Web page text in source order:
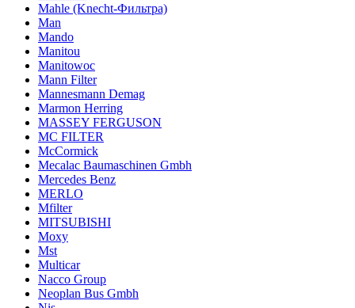
Mahle (Knecht-Фильтра)
Man
Mando
Manitou
Manitowoc
Mann Filter
Mannesmann Demag
Marmon Herring
MASSEY FERGUSON
MC FILTER
McCormick
Mecalac Baumaschinen Gmbh
Mercedes Benz
MERLO
Mfilter
MITSUBISHI
Moxy
Mst
Multicar
Nacco Group
Neoplan Bus Gmbh